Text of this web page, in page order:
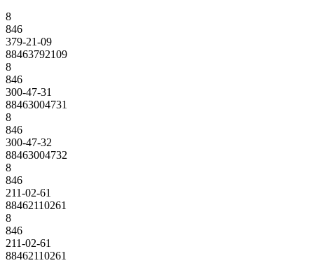
8
846
379-21-09
88463792109
8
846
300-47-31
88463004731
8
846
300-47-32
88463004732
8
846
211-02-61
88462110261
8
846
211-02-61
88462110261